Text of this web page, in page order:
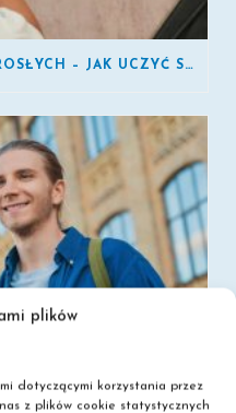
plików
dotyczącymi korzystania przez
z plików cookie statystycznych
MNEMOTECHNIKI DLA DOROSŁYCH – JAK UCZYĆ SIĘ SZYBCIEJ?